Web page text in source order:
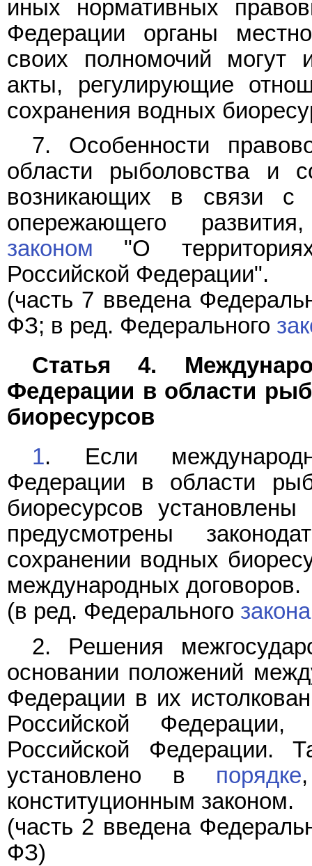
иных нормативных
Федерации органы
своих полномочий могут
акты, регулирующие
сохранения водных
7. Особенности
области рыболовства и
возникающих в связи с
опережающего
законом "О
Российской Федерации".
(часть 7 введена
ФЗ; в ред. Федерального
Статья 4.
Федерации в области
биоресурсов
1. Если
Федерации в области
биоресурсов
предусмотрены
сохранении водных
международных договоров.
(в ред. Федерального закона
2. Решения
основании положений
Федерации в их
Российской
Российской Федерации.
установлено в порядке
конституционным законом.
(часть 2 введена
ФЗ)